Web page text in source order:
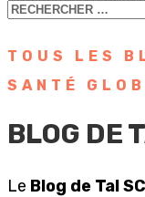
TOUS LES
SANTÉ
BLOG DE
Le Blog de Tal